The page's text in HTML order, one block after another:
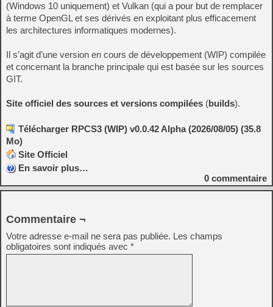
(Windows 10 uniquement) et Vulkan (qui a pour but de remplacer
à terme OpenGL et ses dérivés en exploitant plus efficacement
les architectures informatiques modernes).
Il s’agit d’une version en cours de développement (WIP) compilée
et concernant la branche principale qui est basée sur les sources
GIT.
Site officiel des sources et versions compilées (builds).
Télécharger RPCS3 (WIP) v0.0.42 Alpha (2026/08/05) (35.8
Mo)
Site Officiel
En savoir plus…
0 commentaire
Commentaire ¬
Votre adresse e-mail ne sera pas publiée. Les champs
obligatoires sont indiqués avec *